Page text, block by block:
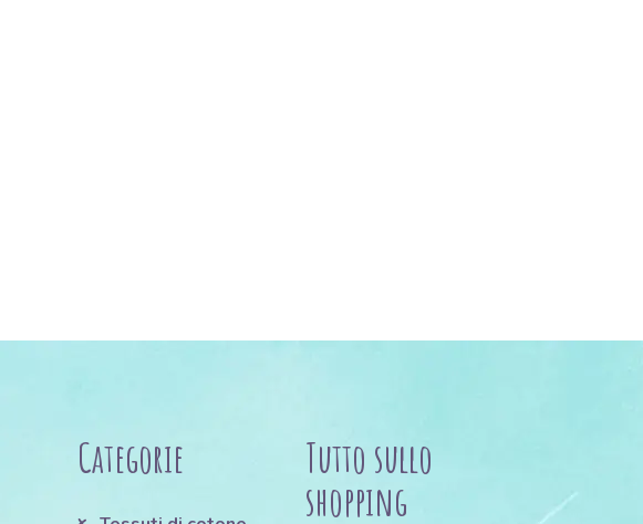
Categorie
Tutto sullo
shopping